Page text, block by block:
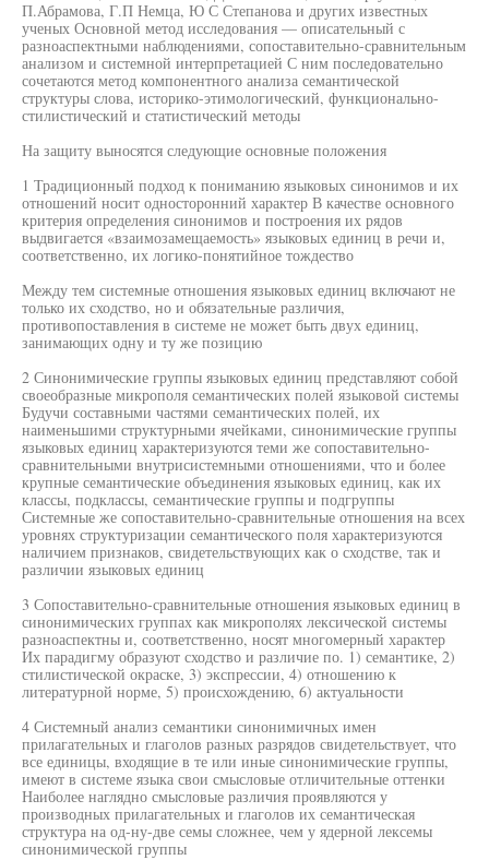
П.Абрамова, Г.П Немца, Ю С Степанова и других известных
ученых Основной метод исследования — описательный с
разноаспектными наблюдениями, сопоставительно-сравнительным
анализом и системной интерпретацией С ним последовательно
сочетаются метод компонентного анализа семантической
структуры слова, историко-этимологический, функционально-
стилистический и статистический методы
На защиту выносятся следующие основные положения
1 Традиционный подход к пониманию языковых синонимов и их
отношений носит односторонний характер В качестве основного
критерия определения синонимов и построения их рядов
выдвигается «взаимозамещаемость» языковых единиц в речи и,
соответственно, их логико-понятийное тождество
Между тем системные отношения языковых единиц включают не
только их сходство, но и обязательные различия,
противопоставления в системе не может быть двух единиц,
занимающих одну и ту же позицию
2 Синонимические группы языковых единиц представляют собой
своеобразные микрополя семантических полей языковой системы
Будучи составными частями семантических полей, их
наименьшими структурными ячейками, синонимические группы
языковых единиц характеризуются теми же сопоставительно-
сравнительными внутрисистемными отношениями, что и более
крупные семантические объединения языковых единиц, как их
классы, подклассы, семантические группы и подгруппы
Системные же сопоставительно-сравнительные отношения на всех
уровнях структуризации семантического поля характеризуются
наличием признаков, свидетельствующих как о сходстве, так и
различии языковых единиц
3 Сопоставительно-сравнительные отношения языковых единиц в
синонимических группах как микрополях лексической системы
разноаспектны и, соответственно, носят многомерный характер
Их парадигму образуют сходство и различие по. 1) семантике, 2)
стилистической окраске, 3) экспрессии, 4) отношению к
литературной норме, 5) происхождению, 6) актуальности
4 Системный анализ семантики синонимичных имен
прилагательных и глаголов разных разрядов свидетельствует, что
все единицы, входящие в те или иные синонимические группы,
имеют в системе языка свои смысловые отличительные оттенки
Наиболее наглядно смысловые различия проявляются у
производных прилагательных и глаголов их семантическая
структура на од-ну-две семы сложнее, чем у ядерной лексемы
синонимической группы